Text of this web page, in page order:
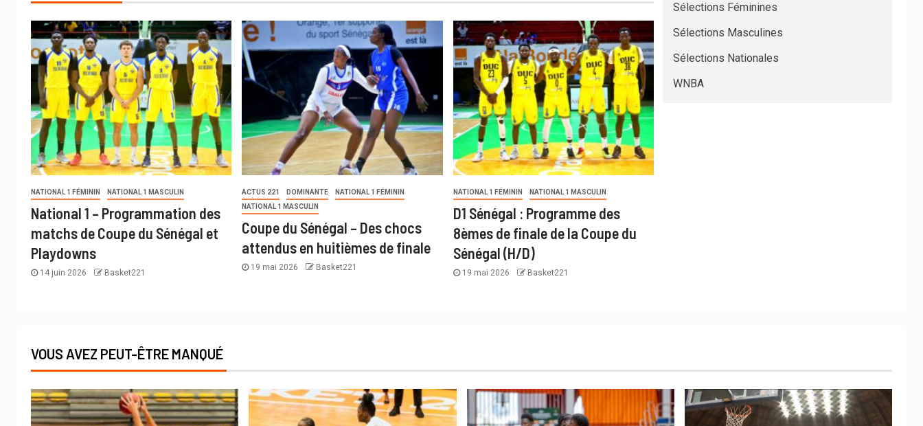
NATIONAL 1 FÉMININ NATIONAL 1 MASCULIN
National 1 – Programmation des
matchs de Coupe du Sénégal et
Playdowns
14 juin 2026 Basket221
ACTUS 221 DOMINANTE
NATIONAL 1 FÉMININ
NATIONAL 1 MASCULIN
Coupe du Sénégal – Des chocs
attendus en huitièmes de finale
19 mai 2026 Basket221
NATIONAL 1 FÉMININ NATIONAL 1 MASCULIN
D1 Sénégal : Programme des
8èmes de finale de la Coupe du
Sénégal (H/D)
19 mai 2026 Basket221
Sélections Féminines
Sélections Masculines
Sélections Nationales
WNBA
VOUS AVEZ PEUT-ÊTRE MANQUÉ